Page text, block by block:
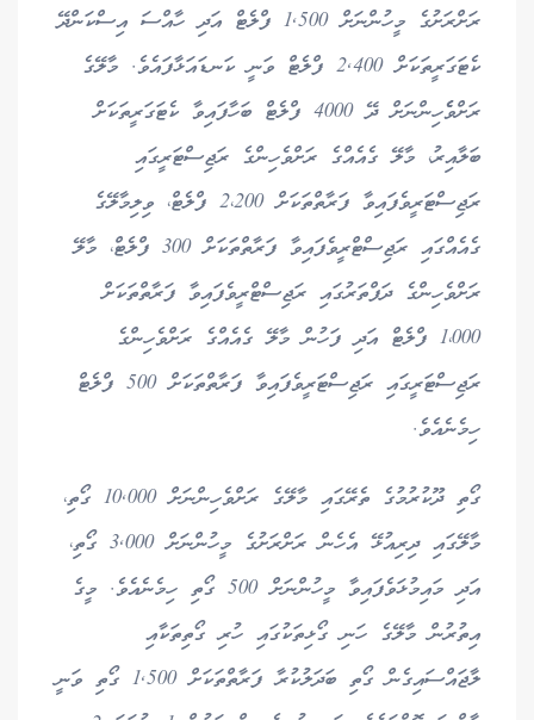
ރަށްރަށުގެ މީހުންނަށް 1,500 ފްލެޓް އަދި ހާއްސަ އިސްކަންދޭ
ކެޓަގަރީތަކަށް 2,400 ފްލެޓް ވަނީ ކަނޑައަޅާފައެވެ. މާލޭގެ
ރަށްވެެހިންނަށް ދޭ 4000 ފްލެޓް ބަހާފައިވާ ކެޓަގަރީތަކަށް
ބަލާއިރު، މާލޭ ގެއެއްގެ ރަށްވެހިންގެ ރަޖިސްޓަރީގައި
ރަޖިސްޓަރީވެފައިވާ ފަރާތްތަކަށް 2،200 ފްލެޓް، ވިލިމާލޭގެ
ގެއެއްގައި ރަޖިސްޓްރީވެފައިވާ ފަރާތްތަކަށް 300 ފްލެޓް، މާލޭ
ރަށްވެހިންގެ ދަފްތަރުގައި ރަޖިސްޓްރީވެފައިވާ ފަރާތްތަކަށް
1،000 ފްލެޓް އަދި ފަހުން މާލޭ ގެއެއްގެ ރަށްވެހިންގެ
ރަޖިސްޓަރީގައި ރަޖިސްޓަރީވެފައިވާ ފަރާތްތަކަށް 500 ފްލެޓް
ހިމެނެއެވެ.
ގޯތި ދޫކުރުމުގެ ތެރޭގައި މާލޭގެ ރަށްވެހިންނަށް 10,000 ގޯތި،
މާލޭގައި ދިރިއުޅޭ އެހެން ރަށްރަށުގެ މީހުންނަށް 3,000 ގޯތި،
އަދި މައިމުޅަވެފައިވާ މީހުންނަށް 500 ގޯތި ހިމެނެއެވެ. މީގެ
އިތުރުން މާލޭގެ ހަނި ގޯޅިތަކުގައި ހުރި ގޯތިތަކާއި
ލާޖައްސައިގެން ގޯތި ބަދަލުކުރާ ފަރާތްތަކަށް 1,500 ގޯތި ވަނީ